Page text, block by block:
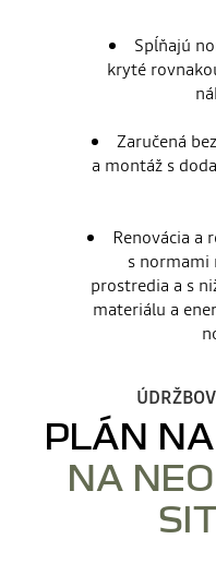
Spĺňajú
kryté
Zaručená
a montáž s
Renovácia a
s normami
prostredia a s
materiálu a
PLÁN
NA